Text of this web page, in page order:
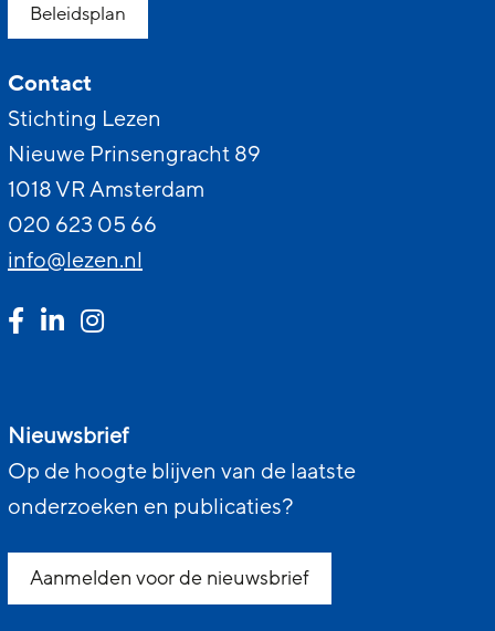
Beleidsplan
Contact
Stichting Lezen
Nieuwe Prinsengracht 89
1018 VR Amsterdam
020 623 05 66
info@lezen.nl
Nieuwsbrief
Op de hoogte blijven van de laatste
onderzoeken en publicaties?
Aanmelden voor de nieuwsbrief